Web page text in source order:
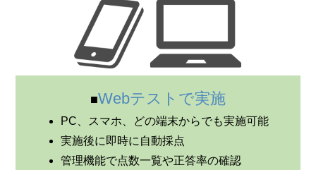
Webテストで実施
PC、スマホ、どの端末からでも実施可能
実施後に即時に自動採点
管理機能で点数一覧や正答率の確認